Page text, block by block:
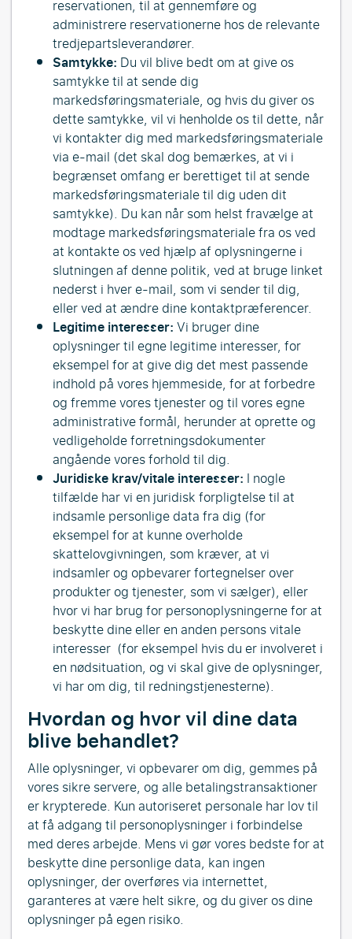
reservationen, til at gennemføre og
administrere reservationerne hos de relevante
tredjepartsleverandører.
Samtykke: Du vil blive bedt om at give os
samtykke til at sende dig
markedsføringsmateriale, og hvis du giver os
dette samtykke, vil vi henholde os til dette, når
vi kontakter dig med markedsføringsmateriale
via e-mail (det skal dog bemærkes, at vi i
begrænset omfang er berettiget til at sende
markedsføringsmateriale til dig uden dit
samtykke). Du kan når som helst fravælge at
modtage markedsføringsmateriale fra os ved
at kontakte os ved hjælp af oplysningerne i
slutningen af denne politik, ved at bruge linket
nederst i hver e-mail, som vi sender til dig,
eller ved at ændre dine kontaktpræferencer.
Legitime interesser:Vi bruger dine
oplysninger til egne legitime interesser, for
eksempel for at give dig det mest passende
indhold på vores hjemmeside, for at forbedre
og fremme vores tjenester og til vores egne
administrative formål, herunder at oprette og
vedligeholde forretningsdokumenter
angående vores forhold til dig.
Juridiske krav/vitale interesser: I nogle
tilfælde har vi en juridisk forpligtelse til at
indsamle personlige data fra dig (for
eksempel for at kunne overholde
skattelovgivningen, som kræver, at vi
indsamler og opbevarer fortegnelser over
produkter og tjenester, som vi sælger), eller
hvor vi har brug for personoplysningerne for at
beskytte dine eller en anden persons vitale
interesser (for eksempel hvis du er involveret i
en nødsituation, og vi skal give de oplysninger,
vi har om dig, til redningstjenesterne).
Hvordan og hvor vil dine data
blive behandlet?
Alle oplysninger, vi opbevarer om dig, gemmes på
vores sikre servere, og alle betalingstransaktioner
er krypterede. Kun autoriseret personale har lov til
at få adgang til personoplysninger i forbindelse
med deres arbejde. Mens vi gør vores bedste for at
beskytte dine personlige data, kan ingen
oplysninger, der overføres via internettet,
garanteres at være helt sikre, og du giver os dine
oplysninger på egen risiko.